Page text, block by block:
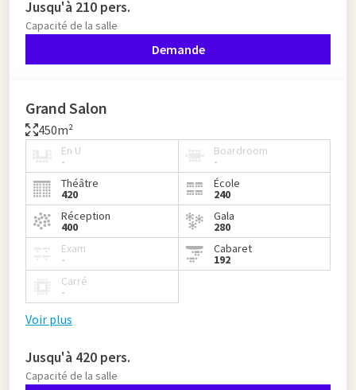
Jusqu'à 210 pers.
Capacité de la salle
Demande
Grand Salon
450m²
En U
-
Boardroom
-
Théâtre
420
École
240
Réception
400
Gala
280
Exam
-
Cabaret
192
Carré
-
Voir plus
Jusqu'à 420 pers.
Capacité de la salle